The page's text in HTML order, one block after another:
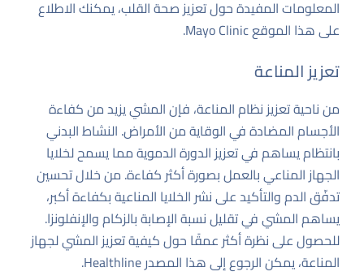
المعلومات المفيدة حول تعزيز صحة القلب، يمكنك الاطلاع
على هذا الموقعMayo Clinic
.
تعزيز المناعة
من ناحية تعزيز نظام المناعة، فإن المشي يزيد من كفاءة
الأجسام المضادة في الوقاية من الأمراض. النشاط البدني
بانتظام يساهم في تعزيز الدورة الدموية مما يسمح لخلايا
الجهاز المناعي بالعمل بصورة أكثر كفاءة. من خلال تحسين
تدفّق الدم والتأكيد على نشر الخلايا المناعية بكفاءة أكبر،
يساهم المشي في تقليل نسبة الإصابة بالزكام والإنفلونزا.
للحصول على نظرة أكثر عمقًا حول كيفية تعزيز المشي لجهاز
المناعة، يمكن الرجوع إلى هذا المصدرHealthline
.